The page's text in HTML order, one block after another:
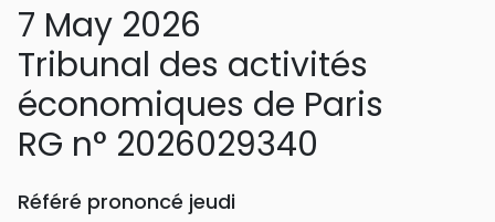
7 May 2026
Tribunal des activités
économiques de Paris
RG n° 2026029340
Référé prononcé jeudi